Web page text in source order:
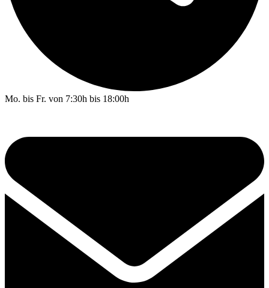
Mo. bis Fr. von 7:30h bis 18:00h